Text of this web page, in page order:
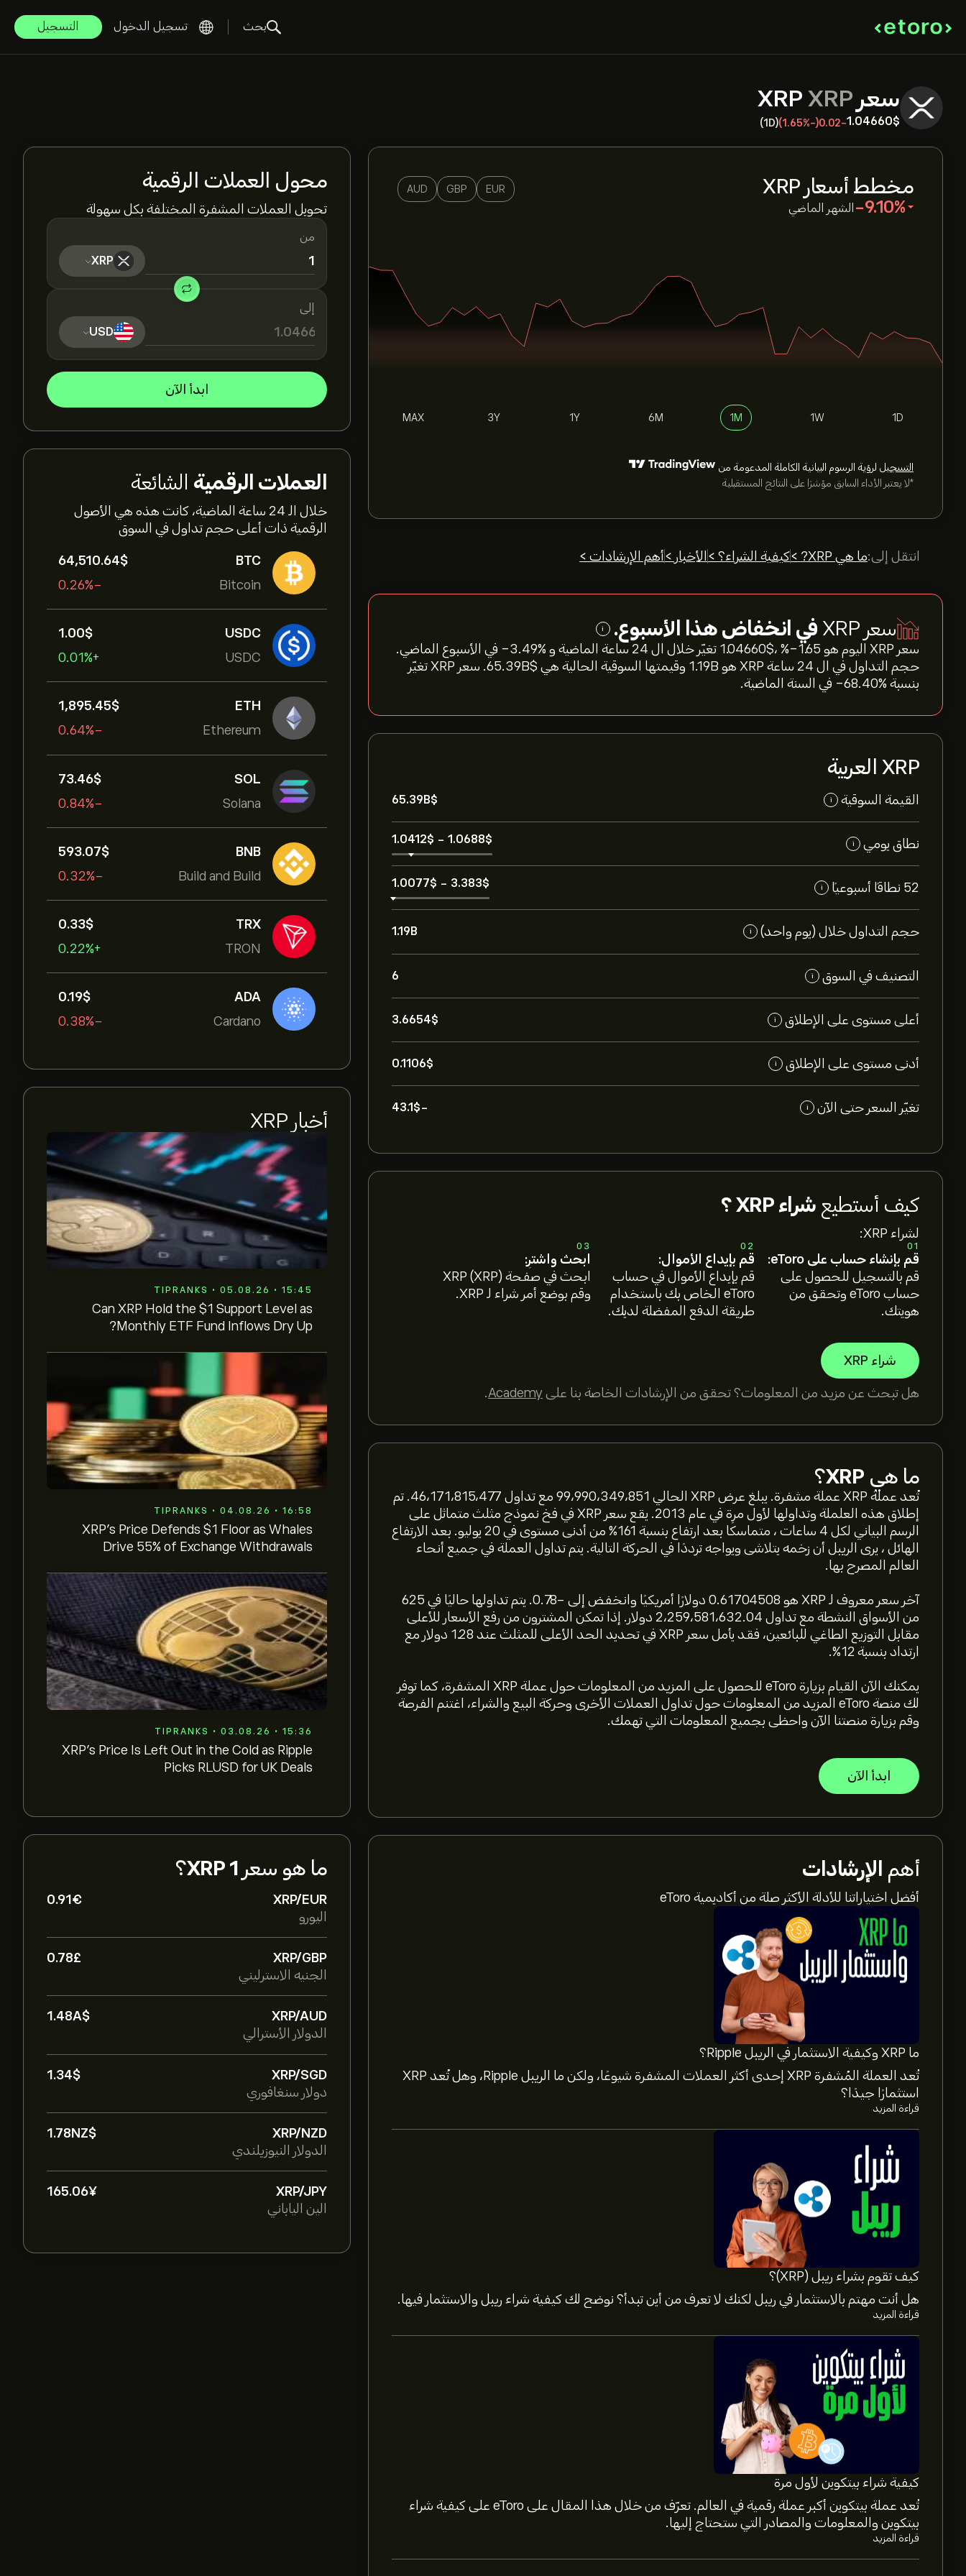
بحث تسجيل الدخول التسجيل
سعر XRP XRP
1.04660‎$‎
-0.02
(-1.65%)
(1D)
محول العملات الرقمية
تحويل العملات المشفرة المختلفة بكل سهولة
من
XRP
إلى
USD
ابدأ الآن
العملات الرقمية الشائعة
خلال الـ 24 ساعة الماضية، كانت هذه هي الأصول
الرقمية ذات أعلى حجم تداول في السوق
BTC
Bitcoin
64,510.64‎$‎
-0.26%
USDC
USDC
1.00‎$‎
+0.01%
ETH
Ethereum
1,895.45‎$‎
-0.64%
SOL
Solana
73.46‎$‎
-0.84%
BNB
Build and Build
593.07‎$‎
-0.32%
TRX
TRON
0.33‎$‎
+0.22%
ADA
Cardano
0.19‎$‎
-0.38%
أخبار XRP
TIPRANKS • 05.08.26 • 15:45
Can XRP Hold the $1 Support Level as
Monthly ETF Fund Inflows Dry Up?
TIPRANKS • 04.08.26 • 16:58
XRP’s Price Defends $1 Floor as Whales
Drive 55% of Exchange Withdrawals
TIPRANKS • 03.08.26 • 15:36
XRP’s Price Is Left Out in the Cold as Ripple
Picks RLUSD for UK Deals
ما هو سعر 1 XRP ؟
XRP/EUR
0.91‎€‎
اليورو
XRP/GBP
0.78‎£‎
الجنيه الاسترليني
XRP/AUD
1.48‎A$‎
الدولار الأسترالي
XRP/SGD
1.34‎$‎
دولار سنغافوري
XRP/NZD
1.78‎NZ$‎
الدولار النيوزيلندي
XRP/JPY
165.06‎¥‎
الين الياباني
مخطط أسعار XRP
‎-9.10‎ الشهر الماضي
EUR
GBP
AUD
1D
1W
1M
6M
1Y
3Y
MAX
التسجيل لرؤية الرسوم البيانية الكاملة المدعومة من
*لا يعتبر الأداء السابق مؤشرًا على النتائج المستقبلية
انتقل إلى:ما هي XRP? > كيفية الشراء؟ > الأخبار >أهم الإرشادات >
سعر XRP في انخفاض هذا الأسبوع. i
سعر XRP اليوم هو 1.04660‎$‎، %‎-1.65‎ تغيّر خلال ال 24 ساعة الماضية و %‎-3.49‎ في الأسبوع الماضي.
حجم التداول في ال 24 ساعة XRP هو 1.19B وقيمتها السوقية الحالية هي 65.39B‎$‎. سعر XRP تغيّر
بنسبة %‎-68.40‎ في السنة الماضية.
XRP العربية
القيمة السوقية i
65.39B‎$‎
نطاق يومي i
1.0412‎$‎ - 1.0688‎$‎
52 نطاقاً أسبوعياً i
1.0077‎$‎ - 3.383‎$‎
حجم التداول خلال (يوم واحد) i
1.19B
التصنيف في السوق i
6
أعلى مستوى على الإطلاق i
3.6654‎$‎
أدنى مستوى على الإطلاق i
0.1106‎$‎
تغيّر السعر حتى الآن i
-43.1‎$‎
كيف أستطيع شراء XRP ؟
لشراء XRP:
01
قم بإنشاء حساب على eToro:
قم بالتسجيل للحصول على
حساب eToro وتحقق من
هويتك.
02
قم بإيداع الأموال:
قم بإيداع الأموال في حساب
eToro الخاص بك باستخدام
طريقة الدفع المفضلة لديك.
03
ابحث واشترِ:
ابحث في صفحة XRP (XRP)
وقم بوضع أمر شراء لـ XRP.
شراء XRP
هل تبحث عن مزيد من المعلومات؟ تحقق من الإرشادات الخاصة بنا على Academy
.
ما هي XRP؟
تُعد عملة XRP عملة مشفرة. يبلغ عرض XRP الحالي 99،990،349،851 مع تداول 46،171،815،477. تم
إطلاق هذه العلملة وتداولها لأول مرة في عام 2013. يقع سعر XRP في فخ نموذج مثلث متماثل على
الرسم البياني لكل 4 ساعات ، متماسكًا بعد ارتفاع بنسبة 161٪ من أدنى مستوى في 20 يوليو. بعد الارتفاع
الهائل ، يرى الريبل أن زخمه يتلاشى ويواجه ترددًا في الحركة التالية. يتم تداول العملة في جميع أنحاء
العالم المصرح بها.
آخر سعر معروف لـ XRP هو 0.61704508 دولارًا أمريكيًا وانخفض إلى -0.78. يتم تداولها حاليًا في 625
من الأسواق النشطة مع تداول 2،259،581،632.04 دولار. إذا تمكن المشترون من رفع الأسعار للأعلى
مقابل التوزيع الطاغي للبائعين، فقد يأمل سعر XRP في تحديد الحد الأعلى للمثلث عند 1.28 دولار مع
ارتداد بنسبة 12٪.
يمكنك الآن القيام بزيارة eToro للحصول على المزيد من المعلومات حول عملة XRP المشفرة، كما توفر
لك منصة eToro المزيد من المعلومات حول تداول العملات الأخرى وحركة البيع والشراء، اغتنم الفرصة
وقم بزيارة منصتنا الآن واحظى بجميع المعلومات التي تهمك.
ابدأ الآن
أهم الإرشادات
أفضل اختياراتنا للأدلة الأكثر صلة من أكاديمية eToro
ما XRP وكيفية الاستثمار في الريبل Ripple؟
تُعد العملة المُشفرة XRP إحدى أكثر العملات المشفرة شيوعًا، ولكن ما الريبل Ripple، وهل تُعد XRP
استثمارًا جيدًا؟
قراءة المزيد
كيف تقوم بشراء ريبل (XRP)؟
هل أنت مهتم بالاستثمار في ريبل لكنك لا تعرف من أين تبدأ؟ نوضح لك كيفية شراء ريبل والاستثمار فيها.
قراءة المزيد
كيفية شراء بيتكوين لأول مرة
تُعد عملة بيتكوين أكبر عملة رقمية في العالم. تعرّف من خلال هذا المقال على eToro على كيفية شراء
بيتكوين والمعلومات والمصادر التي ستحتاج إليها.
قراءة المزيد
السعر الحالي لـ XRP هو 1.04660‎$‎ دولار
القيمة السوقية لـ XRP هي 65.39B‎$‎ دولار
أعلى سعر على الإطلاق لـ XRP هو 3.66540‎$‎ دولار
حجم تداول XRP على مدار 24 ساعة يُقدّر بـ 1.19B